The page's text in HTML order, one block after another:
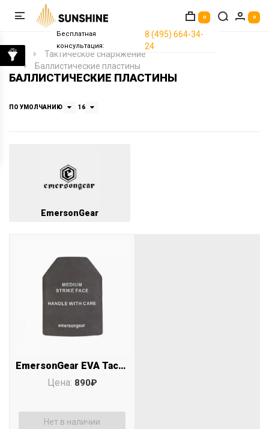
0 0
Бесплатная
консультация:
8 (495) 664-34-
24
Тактическое снаряжение
Баллистические пластины
БАЛЛИСТИЧЕСКИЕ ПЛАСТИНЫ
ПО УМОЛЧАНИЮ 16
EmersonGear
EmersonGear EVA Tactical Vest Dummy Plate-M (цвет Black)
Цена: 890₽
Нет в наличии